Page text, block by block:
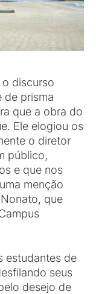
discurso
de prisma
que a obra do
Ele elogiou os
o diretor
público,
e que nos
menção
que
estudantes de
seus
desejo de